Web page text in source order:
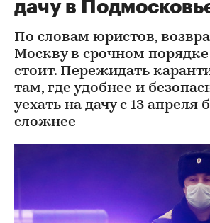
дачу в
По словам юристов,
Москву в срочном порядке
стоит. Пережидать
там, где удобнее и
уехать на дачу с 13 апреля
сложнее